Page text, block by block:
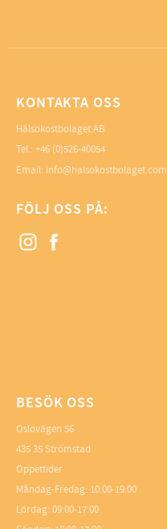
KONTAKTA OSS
Hälsokostbolaget AB
Tel.: +46 (0)526-40054
Email: info@halsokostbolaget.com
FÖLJ OSS PÅ:
BESÖK OSS
Oslovägen 56
435 35 Strömstad
Öppettider
Måndag-Fredag: 10:00-19:00
Lördag: 09:00-17:00